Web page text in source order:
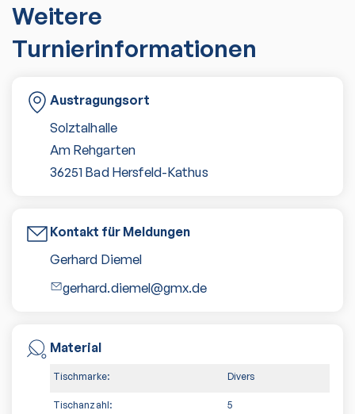
Weitere
Turnierinformationen
Austragungsort
Solztalhalle
Am Rehgarten
36251 Bad Hersfeld-Kathus
Kontakt für Meldungen
Gerhard Diemel
gerhard.diemel@gmx.de
Material
Tischmarke: Divers
Tischanzahl: 5